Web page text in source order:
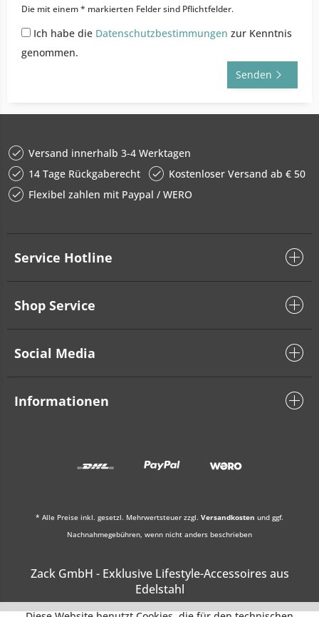
Die mit einem * markierten Felder sind Pflichtfelder.
Ich habe die Datenschutzbestimmungen zur Kenntnis
genommen.
Senden
Versand innerhalb 3-4 Werktagen
14 Tage Rückgaberecht
Kostenloser Versand ab € 50
Flexibel zahlen mit Paypal / WERO
Service Hotline
Shop Service
Social Media
Informationen
* Alle Preise inkl. gesetzl. Mehrwertsteuer zzgl. Versandkosten und ggf.
Nachnahmegebühren, wenn nicht anders beschrieben
Zack GmbH - Exklusive Lifestyle-Accessoires aus
Edelstahl